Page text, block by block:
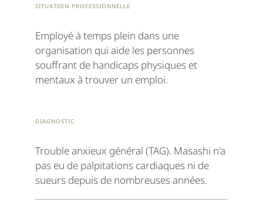
Situation professionnelle
Employé à temps plein dans une
organisation qui aide les personnes
souffrant de handicaps physiques et
mentaux à trouver un emploi.
Diagnostic
Trouble anxieux général (TAG). Masashi n'a
pas eu de palpitations cardiaques ni de
sueurs depuis de nombreuses années.